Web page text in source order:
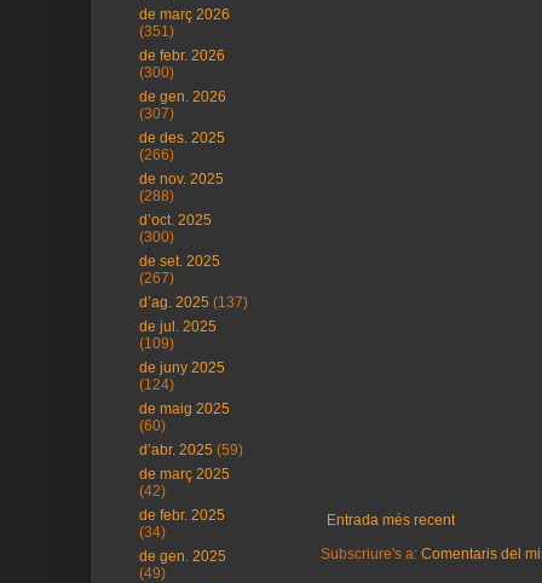
Entrada més recent
Subscriure's a: Comentaris del
de març 2026
(351)
de febr. 2026
(300)
de gen. 2026
(307)
de des. 2025
(266)
de nov. 2025
(288)
d’oct. 2025
(300)
de set. 2025
(267)
d’ag. 2025 (137)
de jul. 2025
(109)
de juny 2025
(124)
de maig 2025
(60)
d’abr. 2025 (59)
de març 2025
(42)
de febr. 2025
(34)
de gen. 2025
(49)